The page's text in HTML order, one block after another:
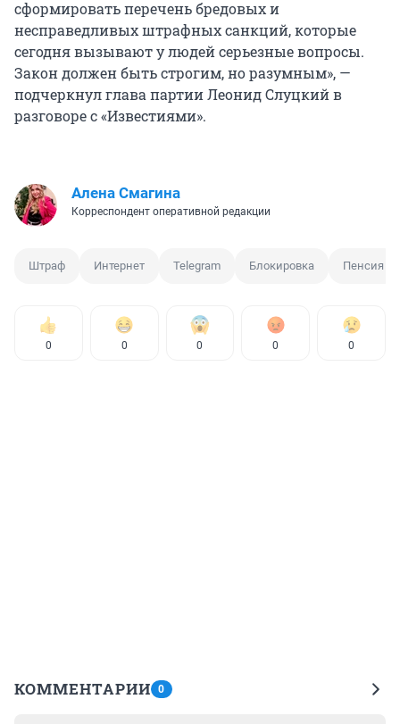
сформировать перечень бредовых и
несправедливых штрафных санкций, которые
сегодня вызывают у людей серьезные вопросы.
Закон должен быть строгим, но разумным», —
подчеркнул глава партии Леонид Слуцкий в
разговоре с «Известиями».
Алена Смагина
Корреспондент оперативной редакции
Штраф Интернет Telegram Блокировка Пенсия
0 0 0 0 0
КОММЕНТАРИИ 0